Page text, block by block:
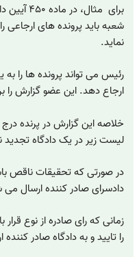
برای
شعبه باید پرونده های ارجاعی
نماید.
رئیس می تواند پرونده ها را
ارجاع دهد. این عضو گزارش را
خلاصه این گزارش در پرنده
لیست زیر در یک دادگاه
در صورتی که تحقیقات ناقص
دادسرای صادر کننده ارسال
زمانی که رای صادره از نوع
را تایید و به دادگاه صادر